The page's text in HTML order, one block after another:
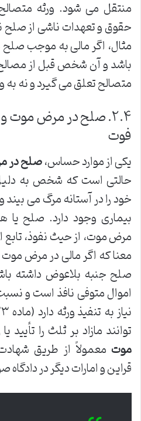
منتقل می شود. ورثه
حقوق و تعهدات ناشی از صلح
مثال، اگر مالی به موجب
باشد و آن شخص قبل از
متصالح تعلق می گیرد و نه به
۲.۴. صلح در مرض موت و
فوت
یکی از موارد حساس،صلح در
حالتی است که شخص به
خود را در آستانه مرگ می
بیماری وجود دارد. صلح یا
مرض موت، از حیث نفوذ،
معنا که اگر مالی در مرض
صلح جنبه بلاعوض داشته
اموال متوفی نافذ است و
توانند مازاد بر ثلث را تأیید
موت معمولاً از طریق
قراین و امارات دیگر در